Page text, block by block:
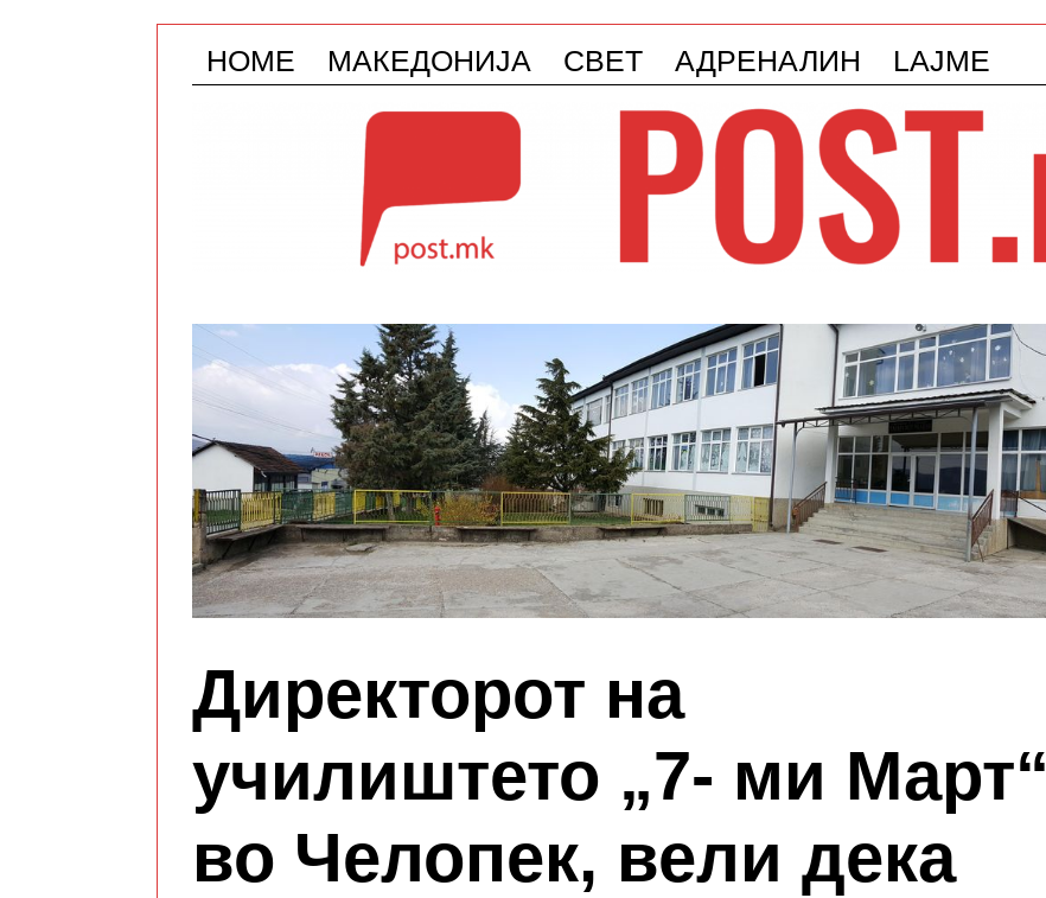
HOME МАКЕДОНИЈА СВЕТ АДРЕНАЛИН LAJME
Директорот на
училиштето „7- ми Март“
во Челопек, вели дека